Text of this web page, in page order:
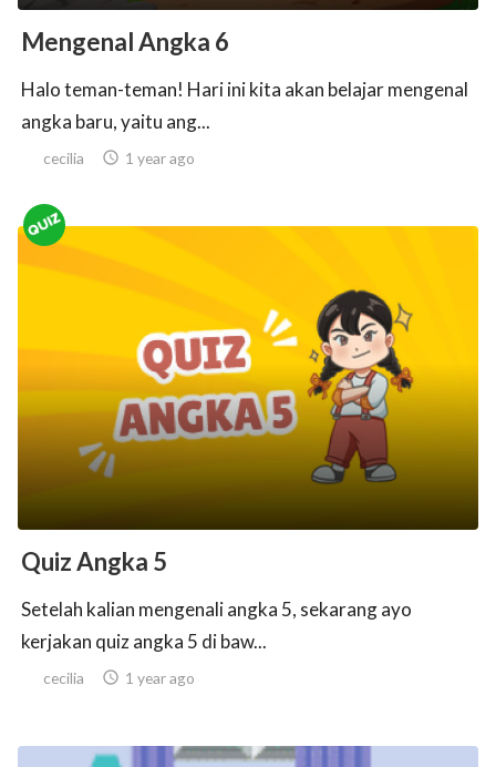
Mengenal Angka 6
Halo teman-teman! Hari ini kita akan belajar mengenal
angka baru, yaitu ang...
cecilia  1 year ago
Quiz Angka 5
Setelah kalian mengenali angka 5, sekarang ayo
kerjakan quiz angka 5 di baw...
cecilia  1 year ago